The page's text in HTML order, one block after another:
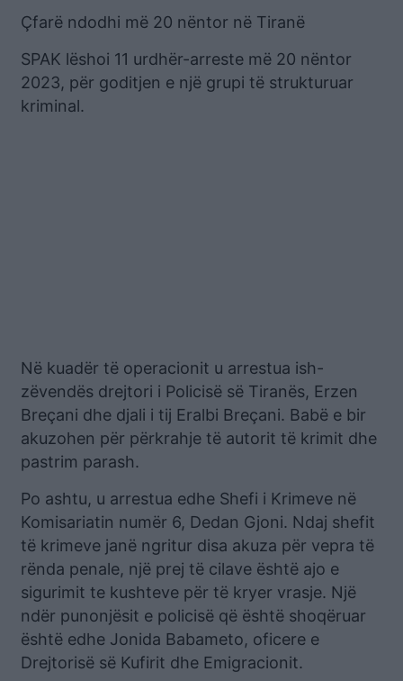
Çfarë ndodhi më 20 nëntor në Tiranë
SPAK lëshoi 11 urdhër-arreste më 20 nëntor
2023, për goditjen e një grupi të strukturuar
kriminal.
Në kuadër të operacionit u arrestua ish-
zëvendës drejtori i Policisë së Tiranës, Erzen
Breçani dhe djali i tij Eralbi Breçani. Babë e bir
akuzohen për përkrahje të autorit të krimit dhe
pastrim parash.
Po ashtu, u arrestua edhe Shefi i Krimeve në
Komisariatin numër 6, Dedan Gjoni. Ndaj shefit
të krimeve janë ngritur disa akuza për vepra të
rënda penale, një prej të cilave është ajo e
sigurimit te kushteve për të kryer vrasje. Një
ndër punonjësit e policisë që është shoqëruar
është edhe Jonida Babameto, oficere e
Drejtorisë së Kufirit dhe Emigracionit.